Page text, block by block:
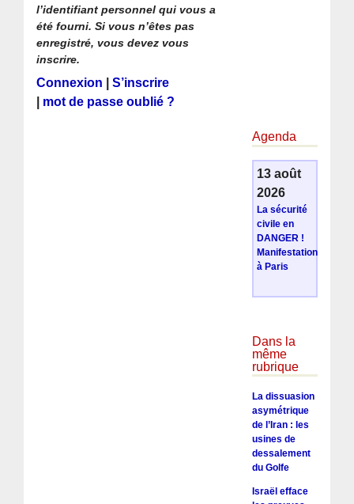
l’identifiant personnel qui vous a
été fourni. Si vous n’êtes pas
enregistré, vous devez vous
inscrire.
Connexion |S’inscrire
mot de passe oublié ?
Agenda
13 août
2026
La sécurité
civile en
DANGER !
Manifestation
à Paris
Dans la
même
rubrique
La dissuasion
asymétrique
de l’Iran : les
usines de
dessalement
du Golfe
Israël efface